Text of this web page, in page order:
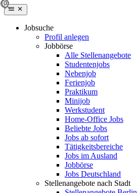
Jobsuche
Profil anlegen
Jobbörse
Alle Stellenangebote
Studentenjobs
Nebenjob
Ferienjob
Praktikum
Minijob
Werkstudent
Home-Office Jobs
Beliebte Jobs
Jobs ab sofort
Tätigkeitsbereiche
Jobs im Ausland
Jobbörse
Jobs Deutschland
Stellenangebote nach Stadt